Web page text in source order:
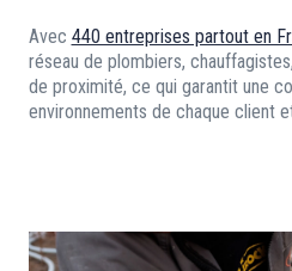
Avec 440 entreprises partout en
réseau de plombiers,
de proximité, ce qui garantit une
environnements de chaque client